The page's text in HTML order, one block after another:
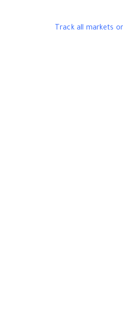
Track all markets